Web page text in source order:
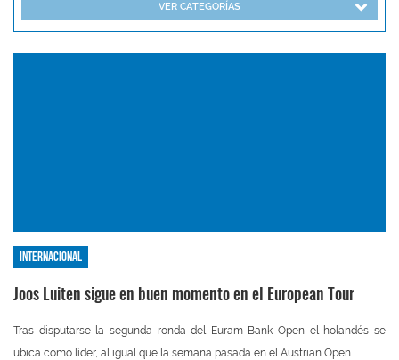
VER CATEGORÍAS
Internacional
Joos Luiten sigue en buen momento en el European Tour
Tras disputarse la segunda ronda del Euram Bank Open el holandés se
ubica como líder, al igual que la semana pasada en el Austrian Open...